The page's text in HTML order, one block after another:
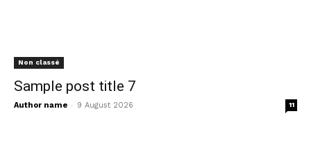
Non classé
Sample post title 7
Author name - 9 August 2026 11